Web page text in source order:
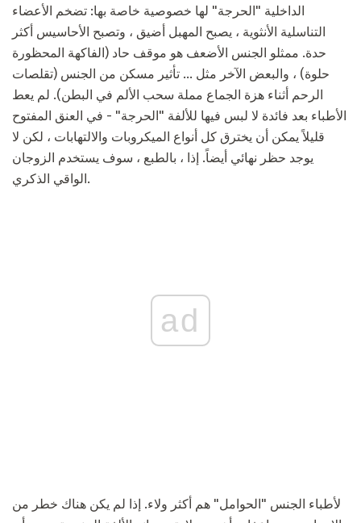
الداخلية "الحرجة" لها خصوصية خاصة بها: تضخم الأعضاء
التناسلية الأنثوية ، يصبح المهبل أضيق ، وتصبح الأحاسيس أكثر
حدة. ممثلو الجنس الأضعف هو موقف حاد (الفاكهة المحظورة
حلوة) ، والبعض الآخر مثل ... تأثير مسكن من الجنس (تقلصات
الرحم أثناء هزة الجماع مملة سحب الألم في البطن). لم يعط
الأطباء بعد فائدة لا لبس فيها للألفة "الحرجة" - في العنق المفتوح
قليلاً يمكن أن يخترق كل أنواع الميكروبات والالتهابات ، لكن لا
يوجد حظر نهائي أيضاً. إذا ، بالطبع ، سوف يستخدم الزوجان
الواقي الذكري.
ad
لأطباء الجنس "الحوامل" هم أكثر ولاء. إذا لم يكن هناك خطر من